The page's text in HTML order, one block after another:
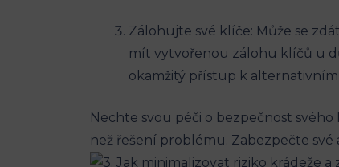
Zálohujte své klíče: Může se
⁤mít vytvořenou⁣ zálohu klíčů ⁤u
okamžitý ‌přístup k
Nechte svou péči o bezpečnost
než ⁢řešení problému. Zabezpečte